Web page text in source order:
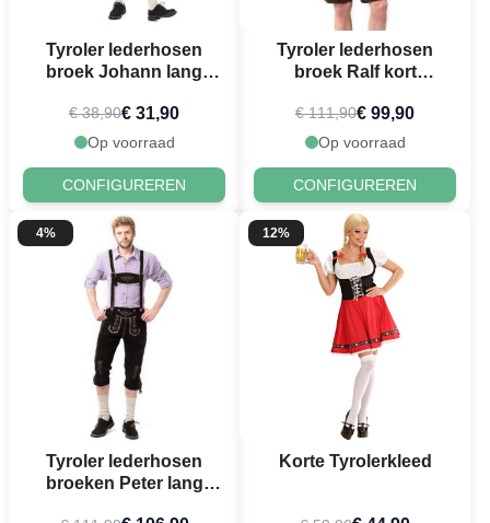
Tyroler lederhosen
broek Johann lang
€ 38,90€ 31,90
Op voorraad
CONFIGUREREN
Tyroler lederhosen
broek Ralf kort
€ 111,90€ 99,90
Op voorraad
CONFIGUREREN
4%
Tyroler lederhosen
broeken Peter lang
12%
Korte Tyrolerkleed